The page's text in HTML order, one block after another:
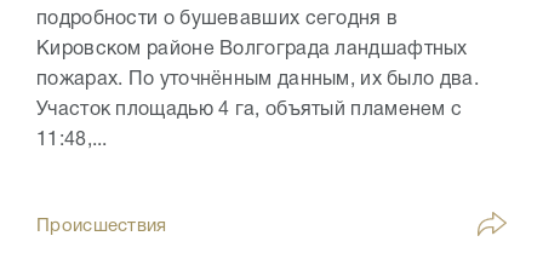
подробности о бушевавших сегодня в
Кировском районе Волгограда ландшафтных
пожарах. По уточнённым данным, их было два.
Участок площадью 4 га, объятый пламенем с
11:48,...
Происшествия